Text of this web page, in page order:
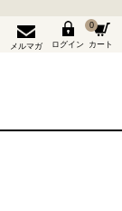
メルマガ ログイン
0
カート